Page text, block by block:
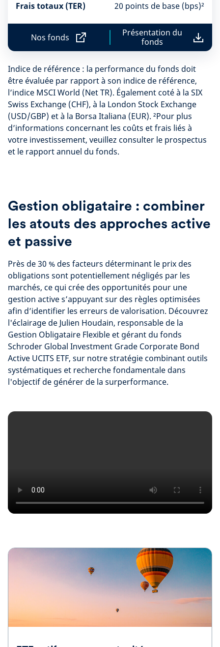
Frais totaux (TER) 20 points de base (bps)²
Nos fonds
N
o
f
n
d
s
Présentation du
fondsP
r
s
e
n
t
a
i
o
n
Indice de référence : la performance du fonds doit
être évaluée par rapport à son indice de référence,
l’indice MSCI World (Net TR). Également coté à la SIX
Swiss Exchange (CHF), à la London Stock Exchange
(USD/GBP) et à la Borsa Italiana (EUR). ²Pour plus
d’informations concernant les coûts et frais liés à
votre investissement, veuillez consulter le prospectus
et le rapport annuel du fonds.
Gestion obligataire : combiner
les atouts des approches active
et passive
Près de 30 % des facteurs déterminant le prix des
obligations sont potentiellement négligés par les
marchés, ce qui crée des opportunités pour une
gestion active s’appuyant sur des règles optimisées
afin d’identifier les erreurs de valorisation. Découvrez
l'éclairage de Julien Houdain, responsable de la
Gestion Obligataire Flexible et gérant du fonds
Schroder Global Investment Grade Corporate Bond
Active UCITS ETF, sur notre stratégie combinant outils
systématiques et recherche fondamentale dans
l'objectif de générer de la surperformance.